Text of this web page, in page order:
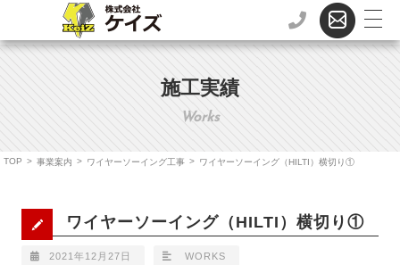
施工実績
Works
TOP > 事業案内 > ワイヤーソーイング工事 > ワイヤーソーイング（HILTI）横切り①
ワイヤーソーイング（HILTI）横切り①
2021年12月27日 WORKS